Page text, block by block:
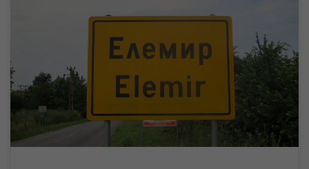
Екипе ЈКП „Водовод и канализација“ Зрењанин изводе радове
на санацији квара који се догодио на водоводној мрежи у
Елемиру, због чега је ово насељено место тренутно без
воде. ЈКП „Водовод и канализација“ Зрењанин тренутно
изводи радове на санацији квара на водоводној мрежи у
Елемиру, због чега је ово насељено место […]